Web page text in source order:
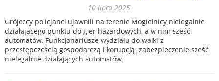
10 lipca 2025
Grójeccy policjanci ujawnili na terenie Mogielnicy nielegalnie
działającego punktu do gier hazardowych, a w nim sześć
automatów. Funkcjonariusze wydziału do walki z
przestępczością gospodarczą i korupcją zabezpieczenie sześć
nielegalnie działających automatów.